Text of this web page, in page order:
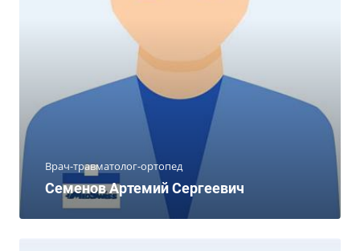
Врач-травматолог-ортопед
Семенов Артемий Сергеевич